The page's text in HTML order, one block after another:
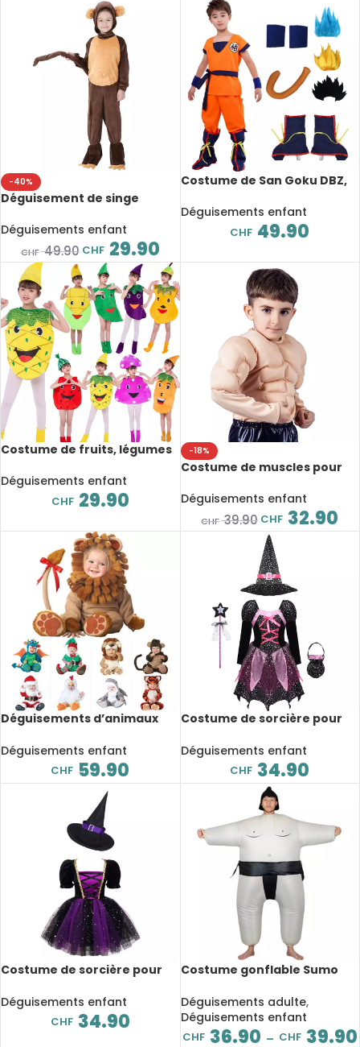
-40%
Déguisement de singe
combinaison adaptée aux
spectacles sur scène
Déguisements enfant
CHF49.90 CHF 29.90
Costume de San Goku DBZ,
déguisement complet
Déguisements enfant
CHF 49.90
Costume de fruits, légumes
adulte, déguisement
Déguisements enfant
CHF 29.90
-18%
Costume de muscles pour
déguisement
Déguisements enfant
CHF39.90 CHF 32.90
Déguisements d’animaux
barboteuses, de 9 à 24 mois
Déguisements enfant
CHF 59.90
Costume de sorcière pour
baguette et sac de bonbons
Déguisements enfant
CHF 34.90
Costume de sorcière pour
scintillante avec chapeau
Déguisements enfant
CHF 34.90
Costume gonflable Sumo
Déguisements adulte,
Déguisements enfant
CHF 36.90 – CHF 39.90